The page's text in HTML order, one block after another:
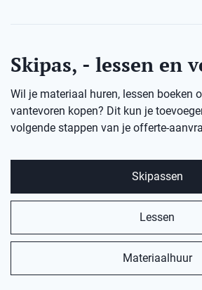
Skipas, - lessen en
Wil je materiaal huren, lessen boeken
vantevoren kopen? Dit kun je
volgende stappen van je offerte-
Skipassen
Lessen
Materiaalhuur